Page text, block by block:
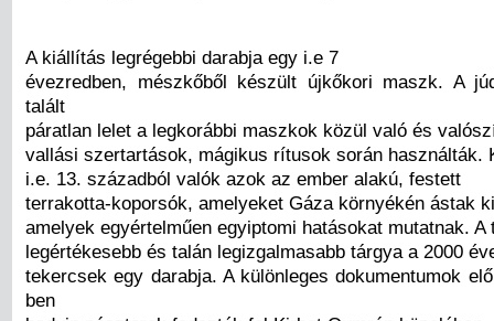
A kiállítás legrégebbi darabja egy i.e 7
évezredben, mészkőből készült újkőkori maszk. A
talált
páratlan lelet a legkorábbi maszkok közül való és
vallási szertartások, mágikus rítusok során használták.
i.e. 13. századból valók azok az ember alakú, festett
terrakotta-koporsók, amelyeket Gáza környékén ástak
amelyek egyértelműen egyiptomi hatásokat mutatnak. A
legértékesebb és talán legizgalmasabb tárgya a 2000
tekercsek egy darabja. A különleges dokumentumok
ben